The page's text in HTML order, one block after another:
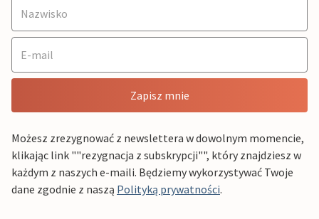
Zapisz mnie
Możesz zrezygnować z newslettera w dowolnym momencie,
klikając link ""rezygnacja z subskrypcji"", który znajdziesz w
każdym z naszych e-maili. Będziemy wykorzystywać Twoje
dane zgodnie z naszą Polityką prywatności.